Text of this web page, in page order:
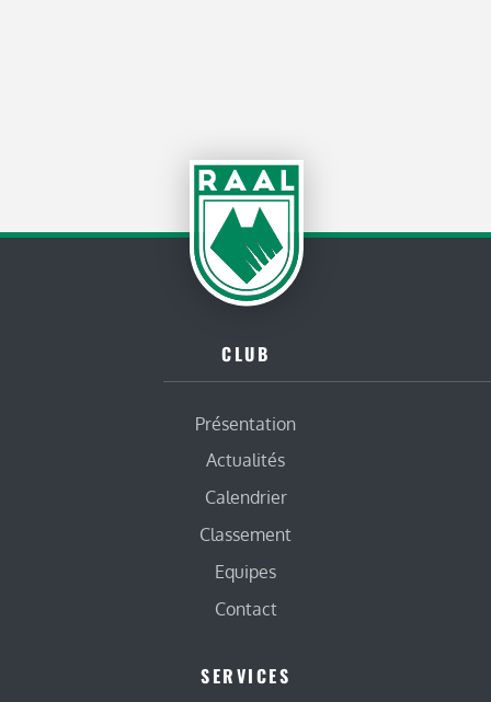
CLUB
Présentation
Actualités
Calendrier
Classement
Equipes
Contact
SERVICES